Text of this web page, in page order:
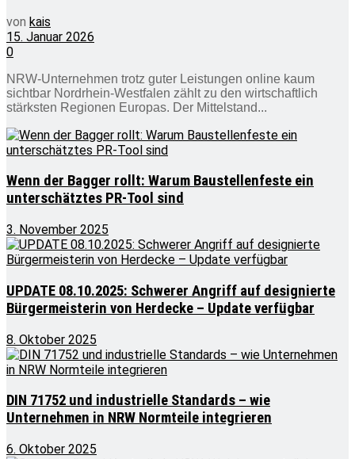
von kais
15. Januar 2026
0
NRW-Unternehmen trotz guter Leistungen online kaum
sichtbar Nordrhein-Westfalen zählt zu den wirtschaftlich
stärksten Regionen Europas. Der Mittelstand...
Wenn der Bagger rollt: Warum Baustellenfeste ein
unterschätztes PR-Tool sind
3. November 2025
UPDATE 08.10.2025: Schwerer Angriff auf designierte
Bürgermeisterin von Herdecke – Update verfügbar
8. Oktober 2025
DIN 71752 und industrielle Standards – wie
Unternehmen in NRW Normteile integrieren
6. Oktober 2025